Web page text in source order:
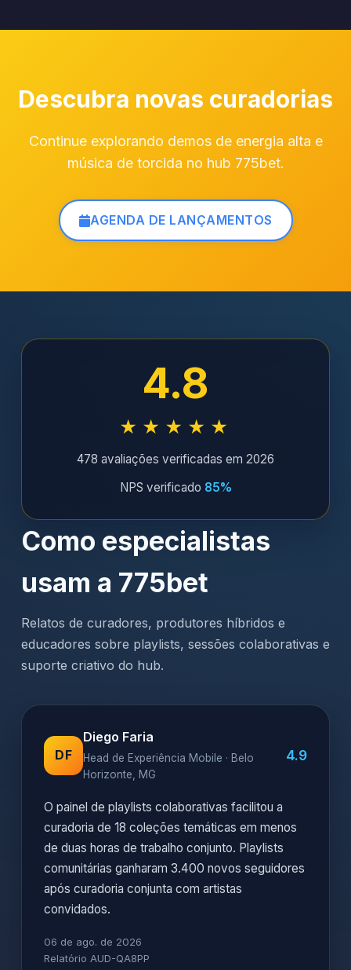
Descubra novas curadorias
Continue explorando demos de energia alta e
música de torcida no hub 775bet.
AGENDA DE LANÇAMENTOS
4.8
★★★★★
478 avaliações verificadas em 2026
NPS verificado 85%
Como especialistas
usam a 775bet
Relatos de curadores, produtores híbridos e
educadores sobre playlists, sessões colaborativas e
suporte criativo do hub.
DF
Diego Faria
Head de Experiência Mobile · Belo
Horizonte, MG
4.9
O painel de playlists colaborativas facilitou a
curadoria de 18 coleções temáticas em menos
de duas horas de trabalho conjunto. Playlists
comunitárias ganharam 3.400 novos seguidores
após curadoria conjunta com artistas
convidados.
06 de ago. de 2026
Relatório AUD-QA8PP